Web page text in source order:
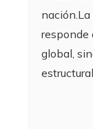
responde
global,